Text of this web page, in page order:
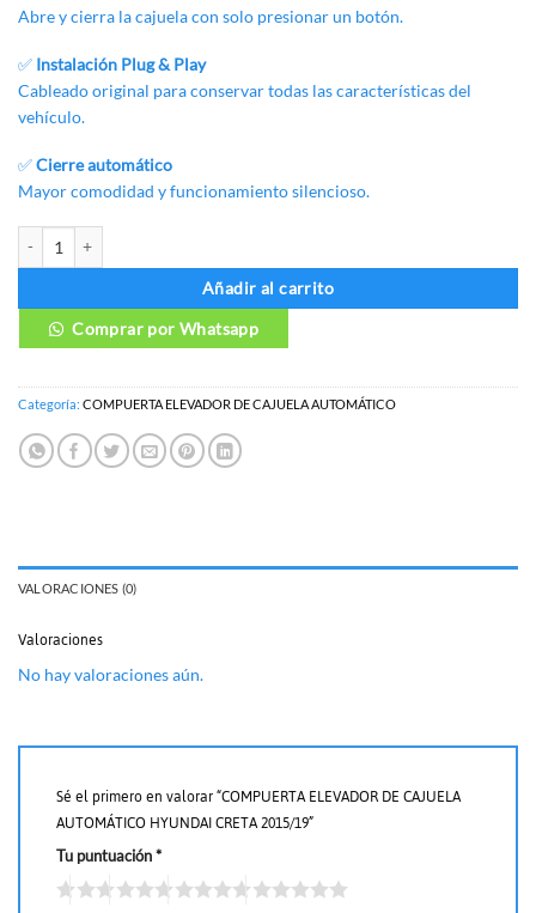
Abre y cierra la cajuela con solo presionar un botón.
✅ Instalación Plug & Play
Cableado original para conservar todas lascaracterísticasdel
vehículo.
✅Cierre automático
Mayor comodidad y funcionamiento silencioso.
Añadir al carrito
Comprar por Whatsapp
Categoría: COMPUERTA ELEVADOR DE CAJUELA AUTOMÁTICO
VALORACIONES (0)
Valoraciones
No hay valoraciones aún.
Sé el primero en valorar “COMPUERTA ELEVADOR DE CAJUELA
AUTOMÁTICO HYUNDAI CRETA 2015/19”
Tu puntuación *